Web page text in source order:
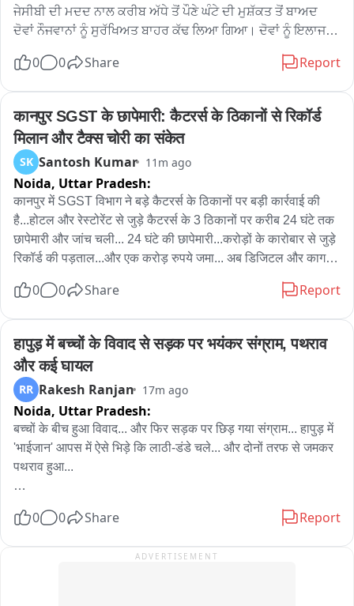
ਹੈ। ਹਾਲਾਂਕਿ, ਐਮਰਜੈਂਸੀ ਵਾਰਡ ਵਰਗੇ ਸੰਵੇਦਨਸ਼ੀਲ ਖੇਤਰ ਵਿੱਚ ਦਿਨ-
ਦਿਹਾੜੇ ਇੱਟਾਂ, ਪੱਥਰਾਂ ਅਤੇ ਹਥੌੜਿਆਂ ਦੀ ਵਿਆਪਕ ਵਰਤੋਂ ਹਸਪਤਾਲ ਦੀ
ਸੁਰੱਖਿਆ ਬਾਰੇ ਗੰਭੀਰ ਸਵਾਲ ਖੜ੍ਹੇ ਕਰਦੀ ਹੈ।
ਵਿੱਚ ਟਰਾਂਸਪੋਰਟ ਨਗਰ ਵਿੱਚ ਸ਼ੁਰੂ ਹੋਇਆ ਸੀ, ਅਤੇ ਉਸ ਝਗੜੇ ਤੋਂ ਬਾਅਦ,
ਦੋਵੇਂ ਧਿਰਾਂ ਇੱਥੇ ਆਪਣਾ ਮੈਡੀਕਲ ਚੈੱਕਅਪ ਕਰਵਾਉਣ ਆਈਆਂ ਸਨ, ਜਿੱਥੇ
ਉਨ੍ਹਾਂ ਦੀ ਫਿਰ ਝੜਪ ਹੋ ਗਈ। ਤੇਜ਼ੀ ਨਾਲ ਕਾਰਵਾਈ ਕਰਦੇ ਹੋਏ, ਪੁਲਿਸ ਨੇ
ਘਟਨਾ ਵਿੱਚ ਸ਼ਾਮਲ ਮੁੱਖ ਦੋਸ਼ੀ ਨੂੰ ਹਿਰਾਸਤ ਵਿੱਚ ਲੈ ਲਿਆ ਹੈ ਅਤੇ
ਵਿਆਪਕ ਪੁੱਛਗਿੱਛ ਕੀਤੀ ਜਾ ਰਹੀ
Byte ਐੱਸ ਐੱਚ ਓ
ਜੇਸੀਬੀ ਦੀ ਮਦਦ ਨਾਲ ਕਰੀਬ ਅੱਧੇ ਤੋਂ ਪੌਣੇ ਘੰਟੇ ਦੀ ਮੁਸ਼ੱਕਤ ਤੋਂ ਬਾਅਦ
ਦੋਵਾਂ ਨੌਜਵਾਨਾਂ ਨੂੰ ਸੁਰੱਖਿਅਤ ਬਾਹਰ ਕੱਢ ਲਿਆ ਗਿਆ। ਦੋਵਾਂ ਨੂੰ ਇਲਾਜ
0 0 Share Report
कानपुर SGST के छापेमारी: कैटरर्स के ठिकानों से रिकॉर्ड
मिलान और टैक्स चोरी का संकेत
SK Santosh Kumar 11m ago
Noida, Uttar Pradesh:
कानपुर में SGST विभाग ने बड़े कैटरर्स के ठिकानों पर बड़ी कार्रवाई की
है...होटल और रेस्टोरेंट से जुड़े कैटरर्स के 3 ठिकानों पर करीब 24 घंटे तक
छापेमारी और जांच चली... 24 घंटे की छापेमारी...करोड़ों के कारोबार से जुड़े
रिकॉर्ड की पड़ताल...और एक करोड़ रुपये जमा... अब डिजिटल और कागजी
कितना बड़ा है...
0 0 Share Report
हापुड़ में बच्चों के विवाद से सड़क पर भयंकर संग्राम, पथराव
और कई घायल
RR Rakesh Ranjan 17m ago
Noida, Uttar Pradesh:
बच्चों के बीच हुआ विवाद... और फिर सड़क पर छिड़ गया संग्राम... हापुड़ में
'भाईजान' आपस में ऐसे भिड़े कि लाठी-डंडे चले... और दोनों तरफ से जमकर
पथराव हुआ...
घायल हो गए... अब पुलिस इस बवाल के जिम्मेदार लोगों की पहचान कर
0 0 Share Report
ADVERTISEMENT